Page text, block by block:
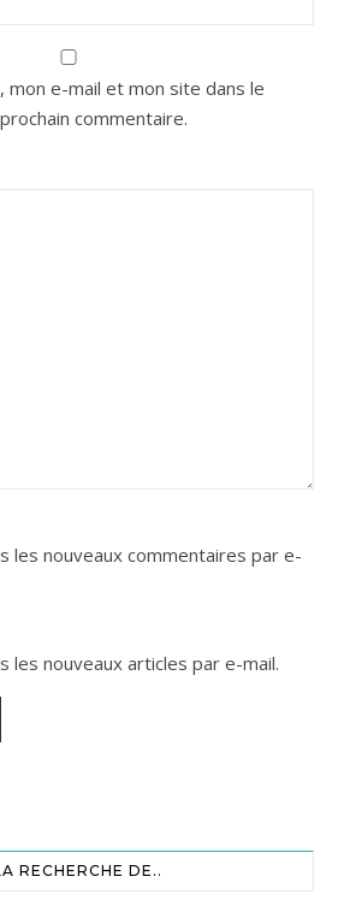
mon e-mail et mon site dans le
commentaire.
les nouveaux commentaires par e-
les nouveaux articles par e-mail.
RECHERCHE DE..